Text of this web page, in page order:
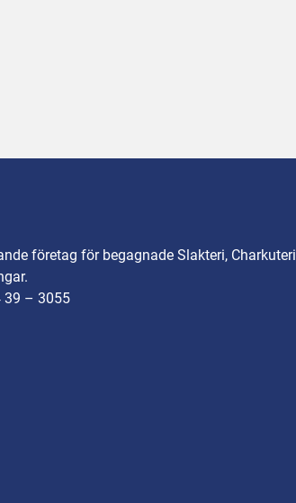
företag för begagnade Slakteri, Charkuteri
39 – 3055